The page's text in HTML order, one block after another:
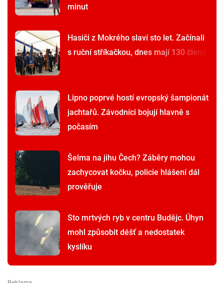
minut
Hasiči z Mokrého slaví sto let. Začínali
s ruční stříkačkou, dnes mají 130 členů
Lipno poprvé hostí evropský šampionát
jachtařů. Závodníci bojují hlavně s
počasím
Šelma na jihu Čech? Záběry mohou
zachycovat kočku, policie hlášení dál
prověřuje
Sto mrtvých ryb v centru Budějc. Úhyn
mohl způsobit déšť a nedostatek
kyslíku